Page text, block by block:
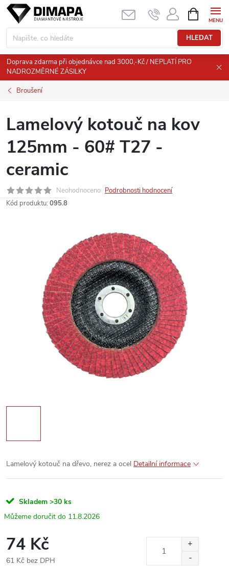
Přejít
obsah
HLEDAT
NÁKUPNÍ
KOŠÍK
Doprava zdarma při objednávce nad 3000,-Kč / NEPLATÍ PRO
NADROZMĚRNÉ ZÁSILKY
Broušení
Lamelový kotouč na kov
125mm - 60# T27 -
ceramic
Neohodnoceno Podrobnosti hodnocení
Kód produktu: 095.8
Lamelový kotouč na dřevo, nerez a ocel Detailní informace
Skladem >30 ks
11.8.2026
74 Kč
61 Kč bez DPH